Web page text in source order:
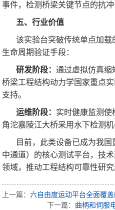
事件，检测桥梁关键节点的抗冲
五、行业价值
该实验台突破传统单点加
生命周期验证手段：
研发阶段：通过虚拟仿真缩
桥梁工程结构动力学国家重点
支持。
运维阶段： 实时健康监测使
角沱嘉陵江大桥采用水下检测
目前，此类设备已成为我
中通道）的核心测试平台，技
领域，推动工程结构可靠性研究
上一篇：六自由度运动平台全面覆盖
下一篇： 曲柄和伺服